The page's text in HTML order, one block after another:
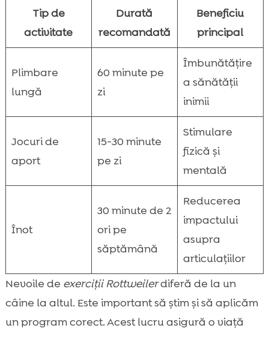
Tip de
activitate
Durată
recomandată
Beneficiu
principal
Plimbare
lungă
60 minute pe
zi
Îmbunătățire
a sănătății
inimii
Jocuri de
aport
15-30 minute
pe zi
Stimulare
fizică și
mentală
Înot
30 minute de 2
ori pe
săptămână
Reducerea
impactului
asupra
articulațiilor
Nevoile de exerciții Rottweilerdiferă de la un
câine la altul. Este important să știm și să aplicăm
un program corect. Acest lucru asigură o viață